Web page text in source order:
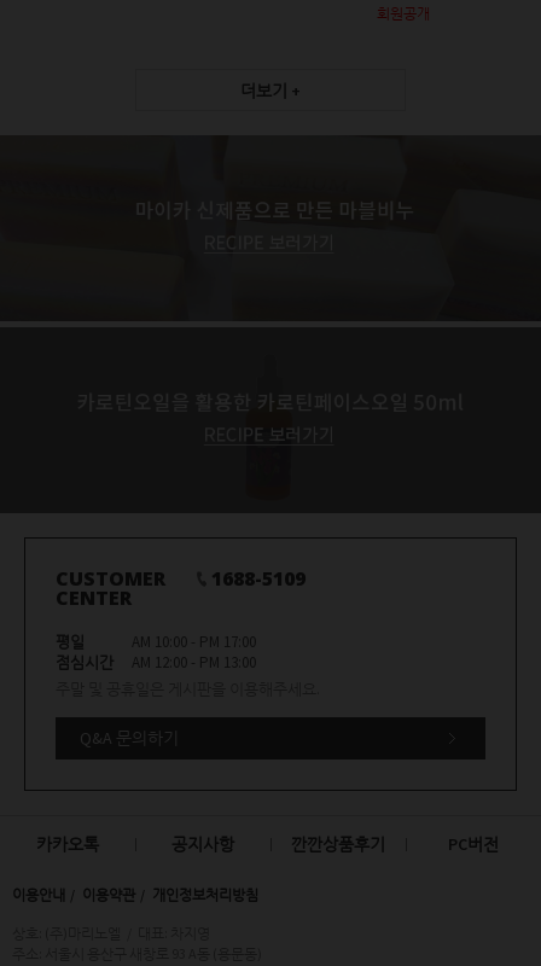
회원공개
더보기 +
CUSTOMER
CENTER
1688-5109
평일
AM 10:00 - PM 17:00
점심시간
AM 12:00 - PM 13:00
Q&A 문의하기
카카오톡 공지사항 깐깐상품후기 PC버전
이용안내 이용약관 개인정보처리방침